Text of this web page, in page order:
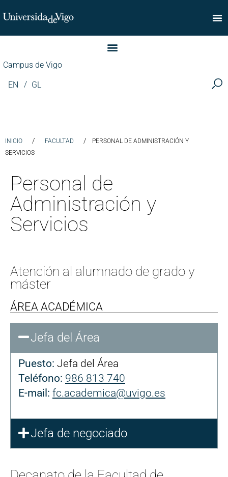
Facultad de Comercio
Campus de Vigo
EN GL
INICIO / FACULTAD /
PERSONAL DE ADMINISTRACIÓN Y
SERVICIOS
Personal de
Administración y
Servicios
Atención al alumnado de grado y
máster
ÁREA ACADÉMICA
Jefa del Área
Puesto: Jefa del Área
Teléfono: 986 813 740
E-mail: fc.academica@uvigo.es
Jefa de negociado